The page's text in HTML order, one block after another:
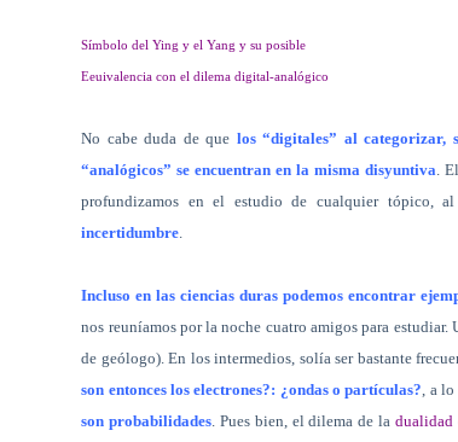
Símbolo del Ying y el Yang y su posible
Eeuivalencia con el dilema digital-analógico
No cabe duda de que los “digitales” al categorizar,
“analógicos” se encuentran en la misma disyuntiva.
profundizamos en el estudio de cualquier tópico,
incertidumbre.
Incluso en las ciencias duras podemos encontrar
nos reuníamos por la noche cuatro amigos para
de geólogo). En los intermedios, solía ser bastante
son entonces los electrones?: ¿ondas o partículas?, a lo
son probabilidades. Pues bien, el dilema de la dualidad